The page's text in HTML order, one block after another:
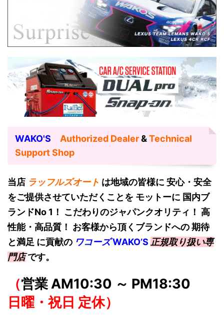
WAKO'S Authorized Dealer&Technical
Support Shop
当店 ラッフルズオート は地域の皆様に 安心・安全
をご提供させていただくことを モットーに 国内ブ
ランドNo 1！ こだわりのジャパンクオリティ！ 高
性能・高品質！ お客様から頂くブランドへの 期待
と満足 に貢献の ワコーズWAKO’S 正規取り扱い専
門店です。
（営業 AM10:30 ～ PM18:30
日曜・祝日 定休）